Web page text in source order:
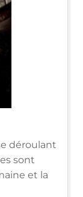
déroulant
sont
et la